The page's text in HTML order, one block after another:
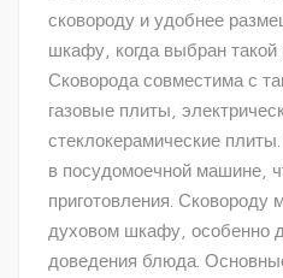
сковороду и удобнее
шкафу, когда выбран такой
Сковорода совместима с
газовые плиты,
стеклокерамические
в посудомоечной машине,
приготовления. Сковороду
духовом шкафу, особенно
доведения блюда.